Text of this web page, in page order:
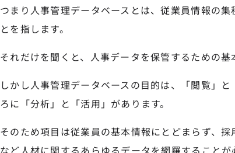
つまり人事管理データベースとは、従業員情報の
とを指します。
それだけを聞くと、人事データを保管するための基
しかし人事管理データベースの目的は、「閲覧」
ろに「分析」と「活用」があります。
そのため項目は従業員の基本情報にとどまらず、
など人材に関するあらゆるデータを網羅することが